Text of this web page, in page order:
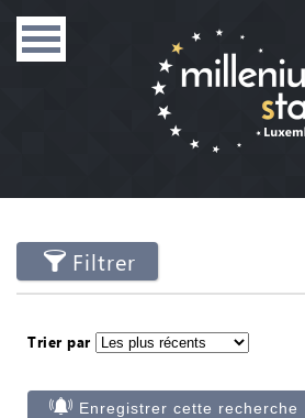
Filtrer
Trier par
Enregistrer cette recherche